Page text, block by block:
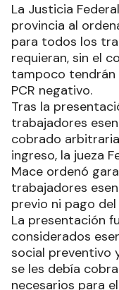
La Justicia
provincia al
para todos los
requieran, sin el
tampoco tendrán
PCR negativo.
Tras la
trabajadores
cobrado
ingreso, la jueza
Mace ordenó
trabajadores
previo ni pago
La presentación
considerados
social preventivo
se les debía
necesarios para